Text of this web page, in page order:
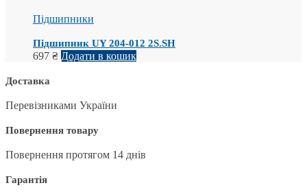
Підшипники
Підшипник UY 204-012 2S.SH
697 ₴ Додати в кошик
Доставка
Перевізниками України
Повернення товару
Повернення протягом 14 днів
Гарантія